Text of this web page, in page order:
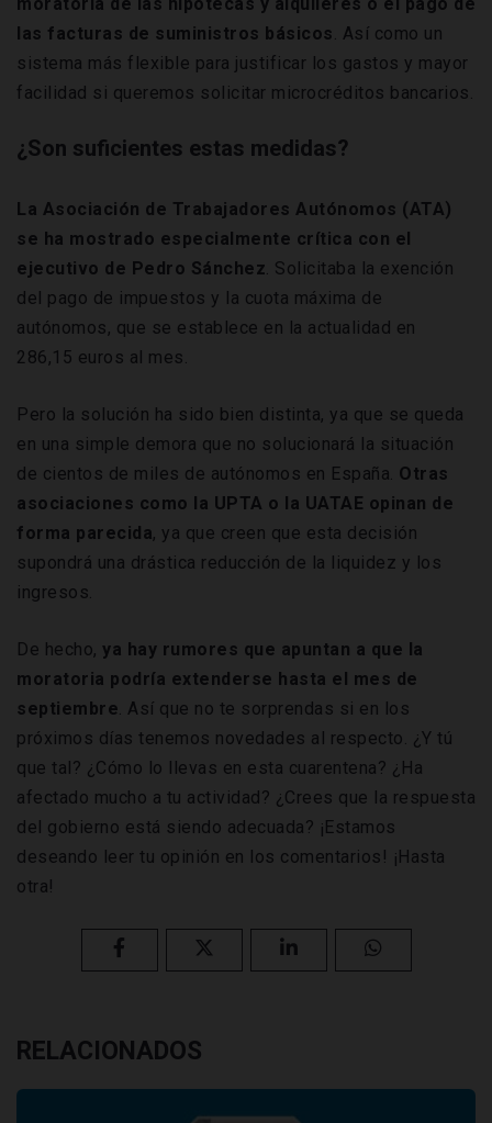
las facturas de suministros básicos. Así como un
sistema más flexible para justificar los gastos y mayor
facilidad si queremos solicitar microcréditos bancarios.
¿Son suficientes estas medidas?
La Asociación de Trabajadores Autónomos (ATA)
se ha mostrado especialmente crítica con el
ejecutivo de Pedro Sánchez. Solicitaba la exención
del pago de impuestos y la cuota máxima de
autónomos, que se establece en la actualidad en
286,15 euros al mes.
Pero la solución ha sido bien distinta, ya que se queda
en una simple demora que no solucionará la situación
de cientos de miles de autónomos en España. Otras
asociaciones como la UPTA o la UATAE opinan de
forma parecida, ya que creen que esta decisión
supondrá una drástica reducción de la liquidez y los
ingresos.
De hecho, ya hay rumores que apuntan a que la
moratoria podría extenderse hasta el mes de
septiembre. Así que no te sorprendas si en los
próximos días tenemos novedades al respecto. ¿Y tú
que tal? ¿Cómo lo llevas en esta cuarentena? ¿Ha
afectado mucho a tu actividad? ¿Crees que la respuesta
del gobierno está siendo adecuada? ¡Estamos
deseando leer tu opinión en los comentarios! ¡Hasta
otra!
RELACIONADOS